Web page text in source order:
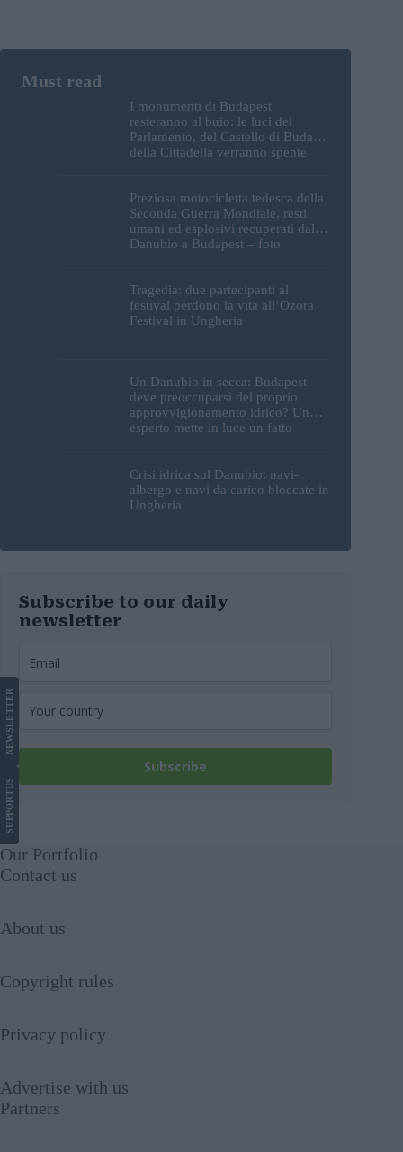
I monumenti di Budapest
resteranno al buio: le luci del
Parlamento, del Castello di Buda e
della Cittadella verranno spente
Preziosa motocicletta tedesca della
Seconda Guerra Mondiale, resti
umani ed esplosivi recuperati dal
Danubio a Budapest – foto
Tragedia: due partecipanti al
festival perdono la vita all’Ozora
Festival in Ungheria
Un Danubio in secca: Budapest
deve preoccuparsi del proprio
approvvigionamento idrico? Un
esperto mette in luce un fatto
Crisi idrica sul Danubio: navi-
albergo e navi da carico bloccate in
Ungheria
Subscribe to our daily
newsletter
Subscribe
SUPPORT
US
NEWS
LETTER
Our Portfolio
Contact us
About us
Copyright rules
Privacy policy
Advertise with us
Partners